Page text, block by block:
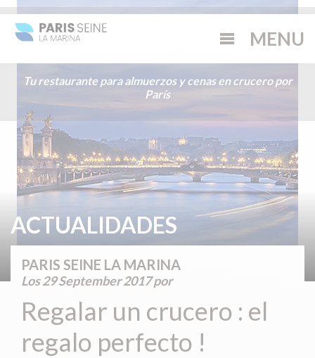
Tu restaurante para almuerzos y cenas en crucero por
París
ACTUALIDADES
PARIS SEINE LA MARINA
Los29 September 2017por
Regalar un crucero : el
regalo perfecto !